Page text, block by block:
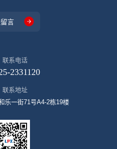
言
联系电话
2331120
联系地址
乐一街71号A4-2栋19楼